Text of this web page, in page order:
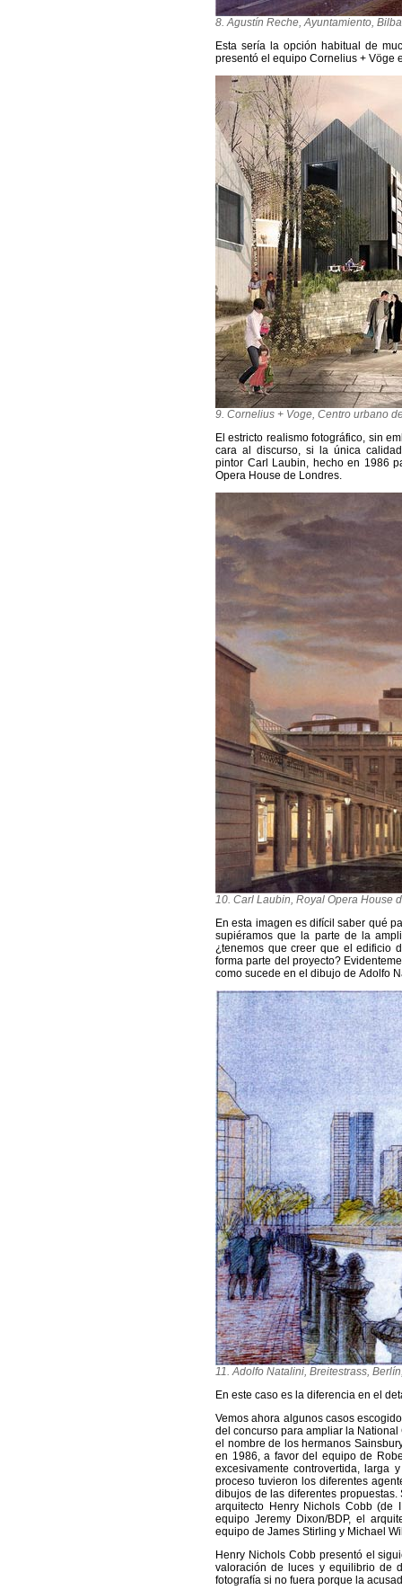
8. Agustín Reche, Ayuntamiento,
Esta sería la opción habitual de
presentó el equipo Cornelius + Vöge
9. Cornelius + Voge, Centro urbano
El estricto realismo fotográfico, sin
cara al discurso, si la única
pintor Carl Laubin, hecho en 1986
Opera House de Londres.
10. Carl Laubin, Royal Opera House
En esta imagen es difícil saber qué
supiéramos que la parte de la
¿tenemos que creer que el edificio
forma parte del proyecto?
como sucede en el dibujo de Adolfo
11. Adolfo Natalini, Breitestrass,
En este caso es la diferencia en el
Vemos ahora algunos casos
del concurso para ampliar la
el nombre de los hermanos
en 1986, a favor del equipo de
excesivamente controvertida, larga
proceso tuvieron los diferentes
dibujos de las diferentes
arquitecto Henry Nichols Cobb
equipo Jeremy Dixon/BDP, el
equipo de James Stirling y Michael
Henry Nichols Cobb presentó el
valoración de luces y equilibrio de
fotografía si no fuera porque la